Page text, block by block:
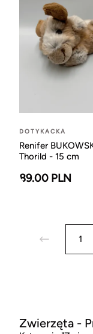
DOTYKACKA
Renifer
Thorild - 15 cm
89.00 PLN
1
Zwierzęta -